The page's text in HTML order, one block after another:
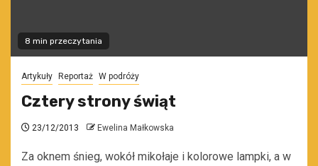
8 min przeczytania
Artykuły Reportaż W podróży
Cztery strony świąt
23/12/2013 Ewelina Małkowska
Za oknem śnieg, wokół mikołaje i kolorowe lampki, a w